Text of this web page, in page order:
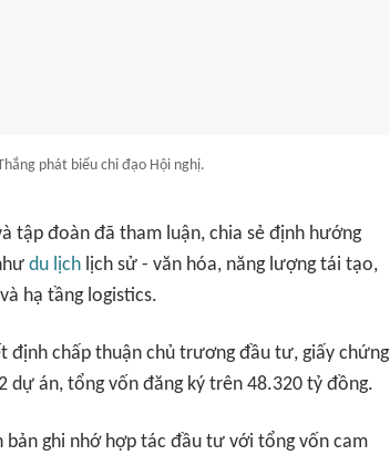
phát biểu chỉ đạo Hội nghị.
tập đoàn đã tham luận, chia sẻ định hướng
du lịch lịch sử - văn hóa, năng lượng tái tạo,
hạ tầng logistics.
định chấp thuận chủ trương đầu tư, giấy chứng
án, tổng vốn đăng ký trên 48.320 tỷ đồng.
ghi nhớ hợp tác đầu tư với tổng vốn cam